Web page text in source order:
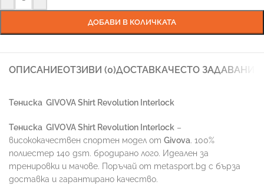
ДОБАВИ В КОЛИЧКАТА
ОПИСАНИЕОТЗИВИ (0)ДОСТАВКАЧЕСТО ЗАДАВАНИ
Тениска GIVOVA Shirt Revolution Interlock
Тениска GIVOVA Shirt Revolution Interlock –
висококачествен спортен модел от Givova. 100%
полиестер 140 gsm. бродирано лого. Идеален за
тренировки и мачове. Поръчай от metasport.bg с бърза
доставка и гарантирано качество.